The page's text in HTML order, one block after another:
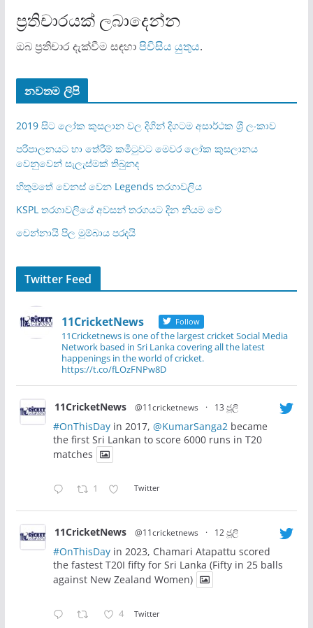
ප්‍රතිචාරයක් ලබාදෙන්න
ඔබ ප්‍රතිචාර දැක්වීම සඳහාපිවිසිය යුතුය.
නවතම ලිපි
2019 සිට ලෝක කුසලාන වල දිගින් දිගටම අසාර්ථක ශ‍්‍රී ලංකාව
පරිපාලනයට හා තේරීම් කමිටුවට මෙවර ලෝක කුසලානය
වෙනුවෙන් සැලැස්මක් තිබුනද
හිතුමතේ වෙනස් වෙන Legends තරගාවලිය
KSPL තරගාවලියේ අවසන් තරගයට දින නියම වේ
චෙන්නායි පිල මුම්බාය පරදයි
Twitter Feed
11CricketNews Follow
11Cricketnews is one of the largest cricket Social Media
Network based in Sri Lanka covering all the latest
happenings in the world of cricket.
https://t.co/fLOzFNPw8D
11CricketNews @11cricketnews · 13 ජූලි
#OnThisDayin 2017, @KumarSanga2 became
the first Sri Lankan to score 6000 runs in T20
matches
1 Twitter
11CricketNews @11cricketnews · 12 ජූලි
#OnThisDayin 2023, Chamari Atapattu scored
the fastest T20I fifty for Sri Lanka (Fifty in 25 balls
against New Zealand Women)
4 Twitter